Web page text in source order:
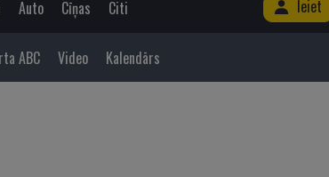
Auto Cīņas Citi Ieiet
ABC Video Kalendārs